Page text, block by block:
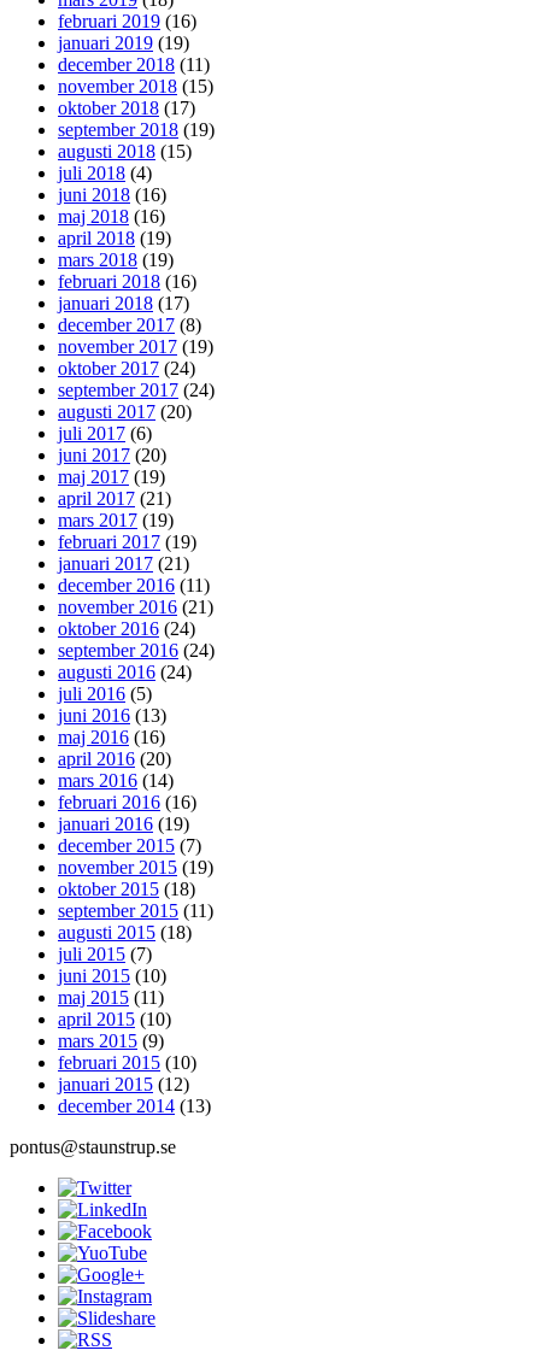
februari 2019 (16)
januari 2019 (19)
december 2018 (11)
november 2018 (15)
oktober 2018 (17)
september 2018 (19)
augusti 2018 (15)
juli 2018 (4)
juni 2018 (16)
maj 2018 (16)
april 2018 (19)
mars 2018 (19)
februari 2018 (16)
januari 2018 (17)
december 2017 (8)
november 2017 (19)
oktober 2017 (24)
september 2017 (24)
augusti 2017 (20)
juli 2017 (6)
juni 2017 (20)
maj 2017 (19)
april 2017 (21)
mars 2017 (19)
februari 2017 (19)
januari 2017 (21)
december 2016 (11)
november 2016 (21)
oktober 2016 (24)
september 2016 (24)
augusti 2016 (24)
juli 2016 (5)
juni 2016 (13)
maj 2016 (16)
april 2016 (20)
mars 2016 (14)
februari 2016 (16)
januari 2016 (19)
december 2015 (7)
november 2015 (19)
oktober 2015 (18)
september 2015 (11)
augusti 2015 (18)
juli 2015 (7)
juni 2015 (10)
maj 2015 (11)
april 2015 (10)
mars 2015 (9)
februari 2015 (10)
januari 2015 (12)
december 2014 (13)
pontus@staunstrup.se